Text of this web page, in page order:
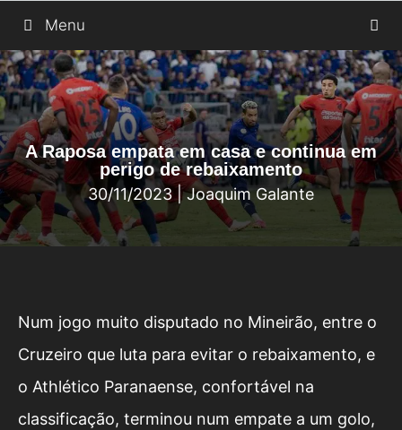
para
o
conteúdo
Menu
A Raposa empata em casa e continua em
perigo de rebaixamento
30/11/2023 |Joaquim Galante
Num jogo muito disputado no Mineirão, entre o
Cruzeiro que luta para evitar o rebaixamento, e
o Athlético Paranaense, confortável na
classificação, terminou num empate a um golo,